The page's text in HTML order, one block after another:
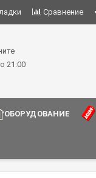
Сравнение
21:00
ОБОРУДОВАНИЕ